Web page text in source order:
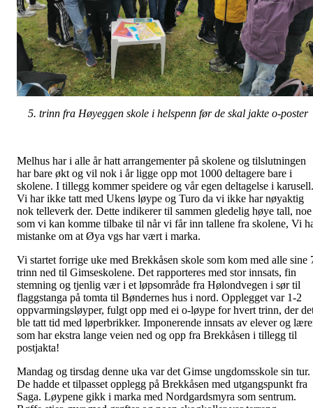
5. trinn fra Høyeggen skole i helspenn før de skal jakte o-poster
Melhus har i alle år hatt arrangementer på skolene og tilslutningen
har bare økt og vil nok i år ligge opp mot 1000 deltagere bare i
skolene. I tillegg kommer speidere og vår egen deltagelse i karusell.
Vi har ikke tatt med Ukens løype og Turo da vi ikke har nøyaktig
nok telleverk der. Dette indikerer til sammen gledelig høye tall, noe
som vi kan komme tilbake til når vi får inn tallene fra skolene, Vi
mistanke om at Øya vgs har vært i marka.
Vi startet forrige uke med Brekkåsen skole som kom med alle sine
trinn ned til Gimseskolene. Det rapporteres med stor innsats, fin
stemning og tjenlig vær i et løpsområde fra Hølondvegen i sør til
flaggstanga på tomta til Bøndernes hus i nord. Opplegget var 1-2
oppvarmingsløyper, fulgt opp med ei o-løype for hvert trinn, der
ble tatt tid med løperbrikker. Imponerende innsats av elever og
som har ekstra lange veien ned og opp fra Brekkåsen i tillegg til
postjakta!
Mandag og tirsdag denne uka var det Gimse ungdomsskole sin tur.
De hadde et tilpasset opplegg på Brekkåsen med utgangspunkt fra
Saga. Løypene gikk i marka med Nordgardsmyra som sentrum.